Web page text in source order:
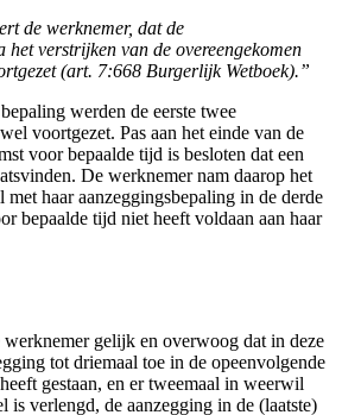
de werknemer, dat de
het verstrijken van de overeengekomen
(art. 7:668 Burgerlijk Wetboek).”
werden de eerste twee
voortgezet. Pas aan het einde van de
voor bepaalde tijd is besloten dat een
De werknemer nam daarop het
haar aanzeggingsbepaling in de derde
bepaalde tijd niet heeft voldaan aan haar
gelijk en overwoog dat in deze
tot driemaal toe in de opeenvolgende
gestaan, en er tweemaal in weerwil
is verlengd, de aanzegging in de (laatste)